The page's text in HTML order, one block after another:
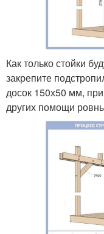
Как только стойки
закрепите
досок 150х50 мм,
других помощи